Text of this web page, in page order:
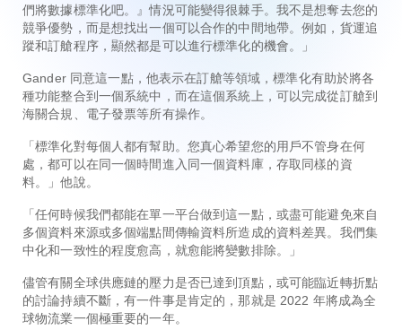
們將數據標準化吧。』情況可能變得很棘手。我不是想奪去您的
競爭優勢，而是想找出一個可以合作的中間地帶。例如，貨運追
蹤和訂艙程序，顯然都是可以進行標準化的機會。」
Gander 同意這一點，他表示在訂艙等領域，標準化有助於將各
種功能整合到一個系統中，而在這個系統上，可以完成從訂艙到
海關合規、電子發票等所有操作。
「標準化對每個人都有幫助。您真心希望您的用戶不管身在何
處，都可以在同一個時間進入同一個資料庫，存取同樣的資
料。」他說。
「任何時候我們都能在單一平台做到這一點，或盡可能避免來自
多個資料來源或多個端點間傳輸資料所造成的資料差異。我們集
中化和一致性的程度愈高，就愈能將變數排除。」
儘管有關全球供應鏈的壓力是否已達到頂點，或可能臨近轉折點
的討論持續不斷，有一件事是肯定的，那就是 2022 年將成為全
球物流業一個極重要的一年。